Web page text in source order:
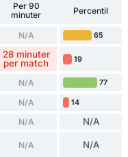
Per 90
minuter
Percentil
N/A 65
28 minuter
per match
19
N/A 77
N/A 14
N/A N/A
N/A N/A